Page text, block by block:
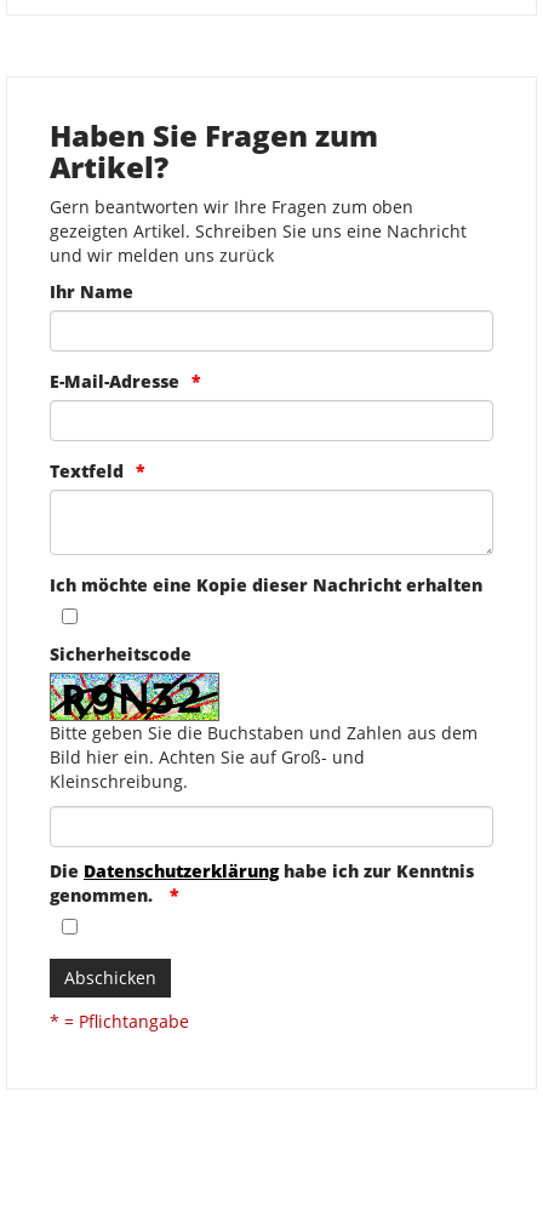
Haben Sie Fragen zum
Artikel?
Gern beantworten wir Ihre Fragen zum oben
gezeigten Artikel. Schreiben Sie uns eine Nachricht
und wir melden uns zurück
Ihr Name
E-Mail-Adresse
Textfeld
Ich möchte eine Kopie dieser Nachricht erhalten
Sicherheitscode
Bitte geben Sie die Buchstaben und Zahlen aus dem
Bild hier ein. Achten Sie auf Groß- und
Kleinschreibung.
Die Datenschutzerklärunghabe ich zur Kenntnis
genommen.
Abschicken
* = Pflichtangabe